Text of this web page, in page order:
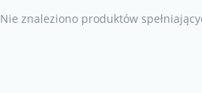
Nie znaleziono produktów